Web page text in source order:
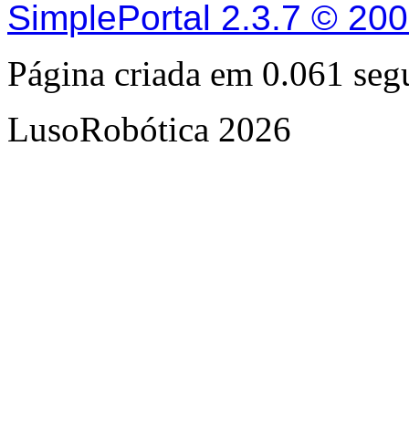
SimplePortal 2.3.7 ©
Página criada em 0.061
LusoRobótica 2026